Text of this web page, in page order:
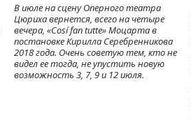
В июле на сцену Оперного театра
Цюриха вернется, всего на четыре
вечера, «Cosí fan tutte» Моцарта в
постановке Кирилла Серебренникова
2018 года. Очень советую тем, кто не
видел ее тогда, не упустить новую
возможность 3, 7, 9 и 12 июля.